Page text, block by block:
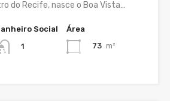
do Recife, nasce o Boa Vista…
Social
1
Área
73 m²